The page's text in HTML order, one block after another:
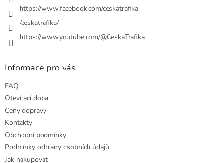
https://www.facebook.com/ceskatrafika
/ceskatrafika/
https://www.youtube.com/@CeskaTrafika
Informace pro vás
FAQ
Otevírací doba
Ceny dopravy
Kontakty
Obchodní podmínky
Podmínky ochrany osobních údajů
Jak nakupovat